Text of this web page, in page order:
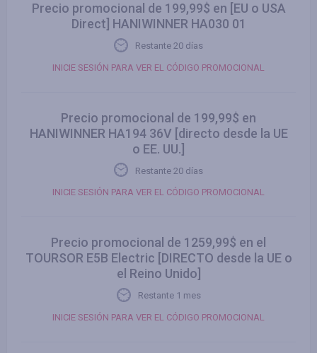
Precio promocional de 199,99$ en [EU o USA
Direct] HANIWINNER HA030 01
Restante 20 días
INICIE SESIÓN PARA VER EL CÓDIGO PROMOCIONAL
Precio promocional de 199,99$ en
HANIWINNER HA194 36V [directo desde la UE
o EE. UU.]
Restante 20 días
INICIE SESIÓN PARA VER EL CÓDIGO PROMOCIONAL
Precio promocional de 1259,99$ en el
TOURSOR E5B Electric [DIRECTO desde la UE o
el Reino Unido]
Restante 1 mes
INICIE SESIÓN PARA VER EL CÓDIGO PROMOCIONAL